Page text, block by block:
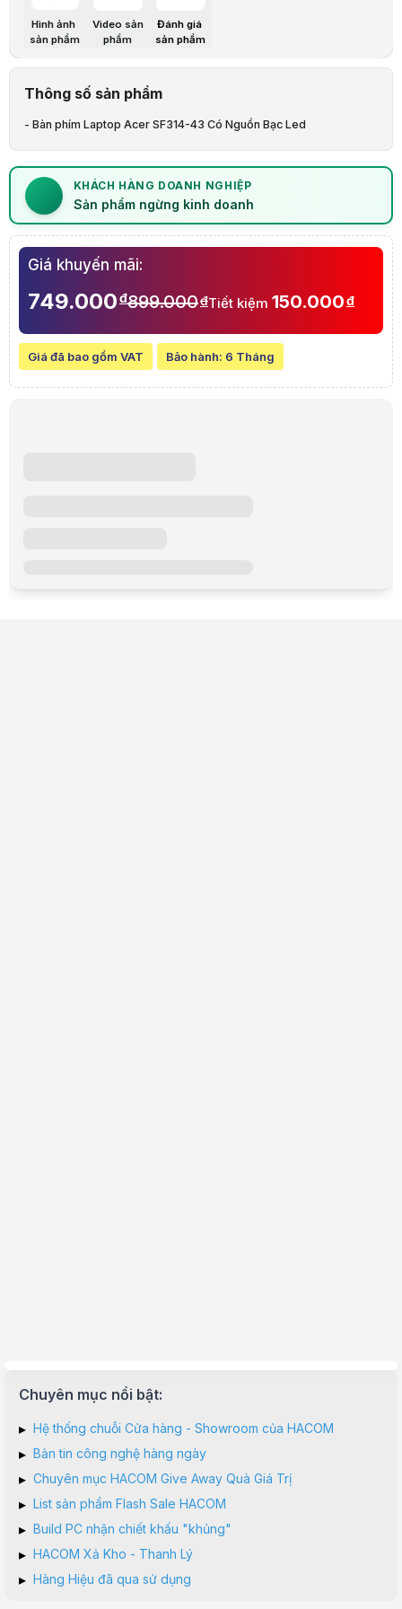
Bảo hành:
Thương hiệu:
HACOM
Tình trạng:Order trước – giao sau
Thêm vào giỏ hàng
Thông số nổi bật
Bàn phím Laptop Acer SF314-43 Có Nguồn Bạc Led
Mô tả sản phẩm
Lưu ý:Bài viết và hình ảnh mang tính tham khảo. Cấu hình và đặc
📌
Thông báo:
Sản phẩm ngừng kinh doanh
Sản phẩm đã ngừng kinh doanh
Hình ảnh
sản phẩm
Video sản
phẩm
Đánh giá
sản phẩm
Thông số sản phẩm
- Bàn phím Laptop Acer SF314-43 Có Nguồn Bạc Led
KHÁCH HÀNG DOANH NGHIỆP
Sản phẩm ngừng kinh doanh
Giá khuyến mãi:
749.000đ899.000đTiết kiệm 150.000đ
Giá đã bao gồm VAT Bảo hành: 6 Tháng
Chuyên mục nổi bật:
▸ Hệ thống chuỗi Cửa hàng - Showroom của HACOM
▸ Bản tin công nghệ hàng ngày
▸ Chuyên mục HACOM Give Away Quà Giá Trị
▸ List sản phẩm Flash Sale HACOM
▸ Build PC nhận chiết khấu "khủng"
▸ HACOM Xả Kho - Thanh Lý
▸ Hàng Hiệu đã qua sử dụng